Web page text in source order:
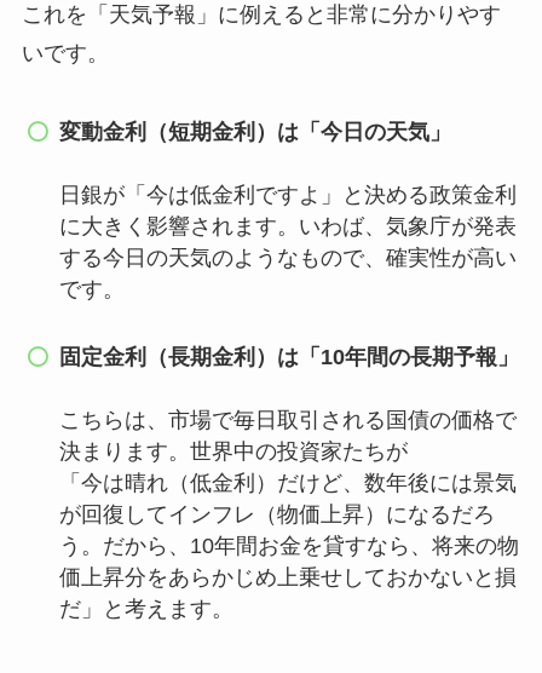
これを「天気予報」に例えると非常に分かりやす
いです。
変動金利（短期金利）は「今日の天気」
日銀が「今は低金利ですよ」と決める政策金利
に大きく影響されます。いわば、気象庁が発表
する今日の天気のようなもので、確実性が高い
です。
固定金利（長期金利）は「10年間の長期予報」
こちらは、市場で毎日取引される国債の価格で
決まります。世界中の投資家たちが
「今は晴れ（低金利）だけど、数年後には景気
が回復してインフレ（物価上昇）になるだろ
う。だから、10年間お金を貸すなら、将来の物
価上昇分をあらかじめ上乗せしておかないと損
だ」と考えます。